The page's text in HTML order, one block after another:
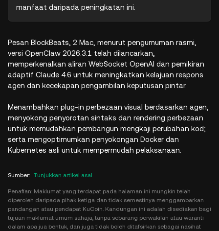
manfaat daripada peningkatan ini.
Pesan BlockBeats, 2 Mac, menurut pengumuman rasmi,
versi OpenClaw 2026.3.1 telah dilancarkan,
memperkenalkan aliran WebSocket OpenAI dan pemikiran
adaptif Claude 4.6 untuk meningkatkan kelajuan respons
agen dan kecekapan pengambilan keputusan pintar.
Menambahkan plug-in perbezaan visual berdasarkan agen,
menyokong penyorotan sintaks dan rendering perbezaan
untuk memudahkan pembangun mengkaji perubahan kod;
serta mengoptimumkan penyokongan Docker dan
Kubernetes asli untuk mempermudah pelaksanaan.
Sumber: Tunjukkan artikel asal
Penafian: Maklumat yang terdapat pada halaman ini mungkin telah
diperoleh daripada pihak ketiga dan tidak semestinya menggambarkan
pandangan atau pendapat KuCoin. Kandungan ini adalah disediakan bagi
tujuan maklumat umum sahaja, tanpa sebarang perwakilan atau waranti
dalam apa jua bentuk, dan juga tidak boleh ditafsirkan sebagai nasihat